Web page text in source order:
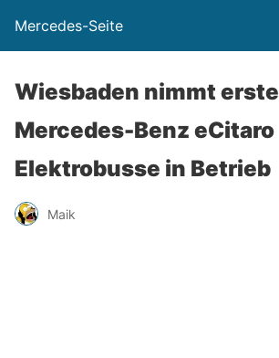
Mercedes-Seite
Wiesbaden nimmt erste
Mercedes-Benz eCitaro
Elektrobusse in Betrieb
Maik